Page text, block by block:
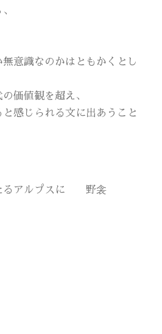
意識なのかはともかくとし
価値観を超え、
感じられる文に出あうこと
るアルプスに 野衾